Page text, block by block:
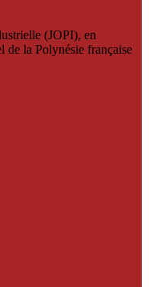
(JOPI), en
de la Polynésie française